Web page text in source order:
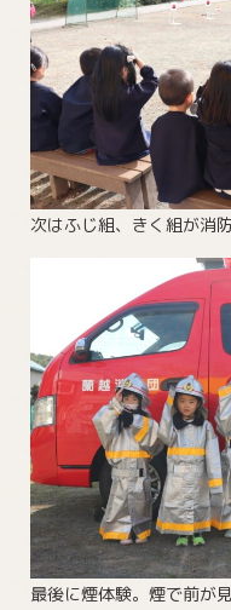
次はふじ組、きく組が消
最後に煙体験。煙で前が